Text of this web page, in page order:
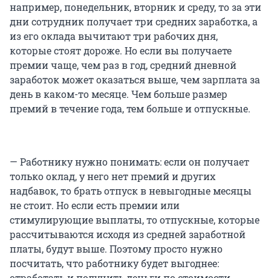
например, понедельник, вторник и среду, то за эти
дни сотрудник получает три средних заработка, а
из его оклада вычитают три рабочих дня,
которые стоят дороже. Но если вы получаете
премии чаще, чем раз в год, средний дневной
заработок может оказаться выше, чем зарплата за
день в каком-то месяце. Чем больше размер
премий в течение года, тем больше и отпускные.
— Работнику нужно понимать: если он получает
только оклад, у него нет премий и других
надбавок, то брать отпуск в невыгодные месяцы
не стоит. Но если есть премии или
стимулирующие выплаты, то отпускные, которые
рассчитываются исходя из средней заработной
платы, будут выше. Поэтому просто нужно
посчитать, что работнику будет выгоднее: